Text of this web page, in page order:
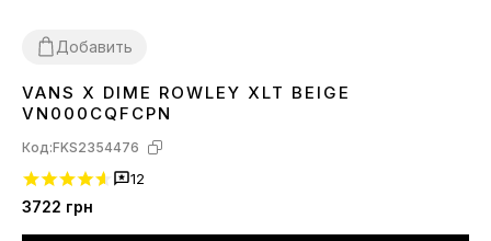
Добавить
3637 44 45
VANS X DIME ROWLEY XLT BEIGE
VN000CQFCPN
Код:FKS2354476
12
3722 грн